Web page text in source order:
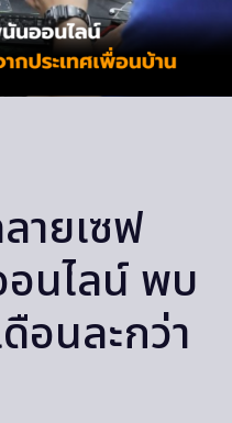
ายเซฟ
อนไลน์ พบ
อนละกว่า